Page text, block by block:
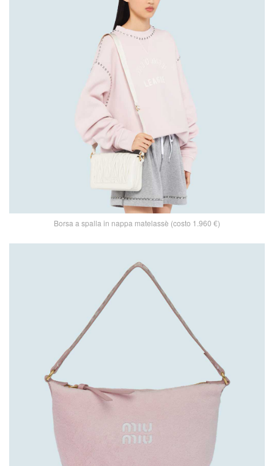
Borsa a spalla in nappa matelassè (costo 1.960 €)